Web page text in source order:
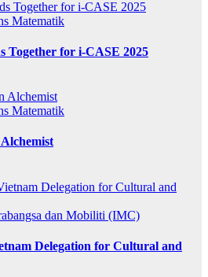
Matematik
Together for i-CASE 2025
Matematik
dan Mobiliti (IMC)
Delegation for Cultural and